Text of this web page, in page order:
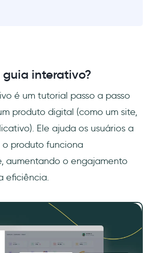
guia interativo?
é um tutorial passo a passo
produto digital (como um site,
Ele ajuda os usuários a
produto funciona
aumentando o engajamento
eficiência.